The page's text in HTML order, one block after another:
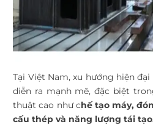
Tại Việt Nam, xu hướng hiện
diễn ra mạnh mẽ, đặc biệt
thuật cao như chế tạo máy,
cấu thép và năng lượng tái